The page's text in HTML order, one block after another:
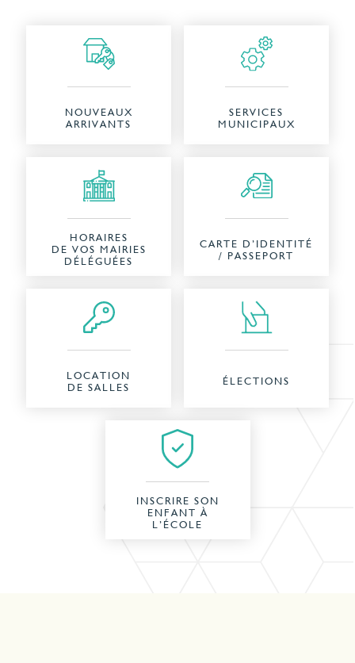
NOUVEAUX
ARRIVANTS
SERVICES
MUNICIPAUX
HORAIRES
DE VOS MAIRIES
DÉLÉGUÉES
CARTE D’IDENTITÉ
/ PASSEPORT
LOCATION
DE SALLES
ÉLECTIONS
INSCRIRE SON
ENFANT À
L’ÉCOLE